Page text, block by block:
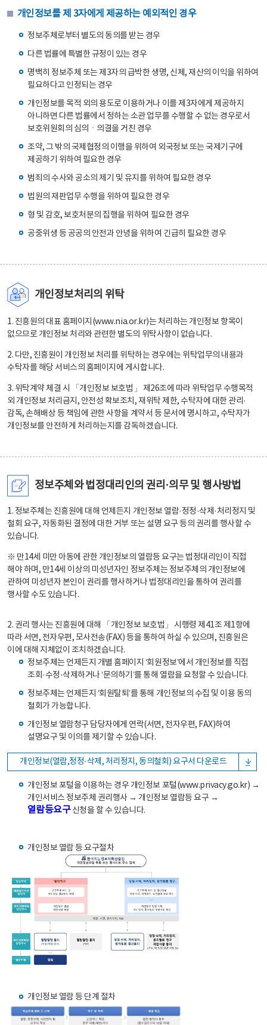
개인정보를 제 3자에게 제공하는 예외적인 경우
정보주체로부터 별도의 동의를 받는 경우
다른 법률에 특별한 규정이 있는 경우
명백히 정보주체 또는 제3자의 급박한 생명, 신체, 재산의 이익을 위하여
필요하다고 인정되는 경우
개인정보를 목적 외의 용도로 이용하거나 이를 제3자에게 제공하지
아니하면 다른 법률에서 정하는 소관 업무를 수행할 수 없는 경우로서
보호위원회의 심의ㆍ의결을 거친 경우
조약, 그 밖의 국제협정의 이행을 위하여 외국정보 또는 국제기구에
제공하기 위하여 필요한 경우
범죄의 수사와 공소의 제기 및 유지를 위하여 필요한 경우
법원의 재판업무 수행을 위하여 필요한 경우
형 및 감호, 보호처분의 집행을 위하여 필요한 경우
공중위생 등 공공의 안전과 안녕을 위하여 긴급히 필요한 경우
개인정보처리의 위탁
1. 진흥원의 대표 홈페이지(www.nia.or.kr)는 처리하는 개인정보 항목이
없으므로 개인정보 처리와 관련한 별도의 위탁사항이 없습니다.
2. 다만, 진흥원이 개인정보 처리를 위탁하는 경우에는 위탁업무의 내용과
수탁자를 해당 서비스의 홈페이지에 게시합니다.
3. 위탁계약 체결 시 「개인정보 보호법」 제26조에 따라 위탁업무 수행목적
외 개인정보 처리금지, 안전성 확보조치, 재위탁 제한, 수탁자에 대한 관리·
감독, 손해배상 등 책임에 관한 사항을 계약서 등 문서에 명시하고, 수탁자가
개인정보를 안전하게 처리하는지를 감독하겠습니다.
정보주체와 법정대리인의 권리·의무 및 행사방법
1. 정보주체는 진흥원에 대해 언제든지 개인정보 열람·정정·삭제·처리정지 및
철회 요구, 자동화된 결정에 대한 거부 또는 설명 요구 등의 권리를 행사할 수
있습니다.
※ 만14세 미만 아동에 관한 개인정보의 열람등 요구는 법정대리인이 직접
해야 하며, 만14세 이상의 미성년자인 정보주체는 정보주체의 개인정보에
관하여 미성년자 본인이 권리를 행사하거나 법정대리인을 통하여 권리를
행사할 수도 있습니다.
2. 권리 행사는 진흥원에 대해 「개인정보 보호법」 시행령 제41조 제1항에
따라 서면, 전자우편, 모사전송(FAX) 등을 통하여 하실 수 있으며, 진흥원은
이에 대해 지체없이 조치하겠습니다.
정보주체는 언제든지 개별 홈페이지 ‘회원정보’에서 개인정보를 직접
조회·수정·삭제하거나 ‘문의하기’를 통해 열람을 요청할 수 있습니다.
정보주체는 언제든지 ‘회원탈퇴’를 통해 개인정보의 수집 및 이용 동의
철회가 가능합니다.
개인정보 열람청구 담당자에게 연락(서면, 전자우편, FAX)하여
설명요구 및 이의를 제기할 수 있습니다.
개인정보(열람,정정·삭제, 처리정지, 동의철회) 요구서 다운로드
개인정보 포털을 이용하는 경우 개인정보 포털(www.privacy.go.kr) →
개인서비스 정보주체 권리행사 → 개인정보 열람등 요구 →
열람등요구신청을 할 수 있습니다.
개인정보 열람 등 요구절차
개인정보 열람 등 단계 절차